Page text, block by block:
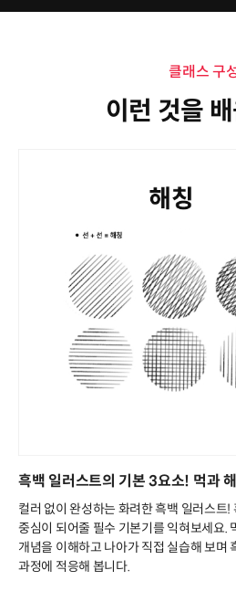
클래스 구
이런 것을
흑백 일러스트의 기본 3요소! 먹과
컬러 없이 완성하는 화려한 흑백 일러스트!
중심이 되어줄 필수 기본기를 익혀보세요.
개념을 이해하고 나아가 직접 실습해 보며
과정에 적응해 봅니다.